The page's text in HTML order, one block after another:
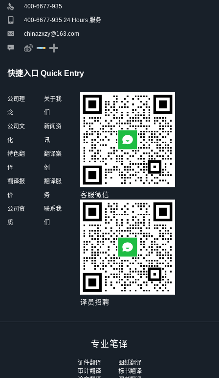
400-6677-935
400-6677-935 24 Hours 服务
chinazxzy@163.com
快捷入口 Quick Entry
公司理
念
公司文
化
特色翻
译
翻译报
价
公司资
质
关于我
们
新闻资
讯
翻译案
例
翻译服
务
联系我
们
客服微信
译员招聘
专业笔译
证件翻译
图纸翻译
审计翻译
标书翻译